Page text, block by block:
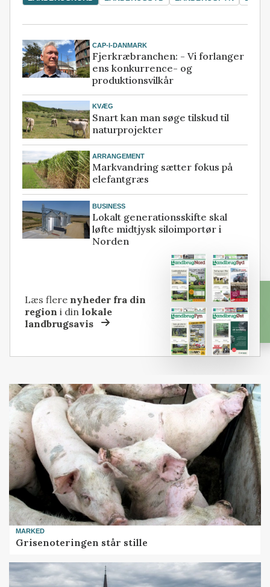
CAP-I-DANMARK
Fjerkræbranchen: - Vi forlanger
ens konkurrence- og
produktionsvilkår
KVÆG
Snart kan man søge tilskud til
naturprojekter
ARRANGEMENT
Markvandring sætter fokus på
elefantgræs
BUSINESS
Lokalt generationsskifte skal
løfte midtjysk siloimportør i
Norden
Læs flere nyheder fra din
region i dinlokale
landbrugsavis
MARKED
Grisenoteringen står stille